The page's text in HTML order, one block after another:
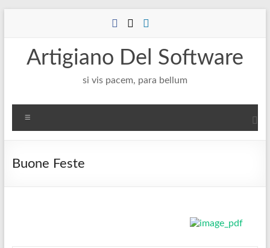
Artigiano Del Software
si vis pacem, para bellum
Buone Feste